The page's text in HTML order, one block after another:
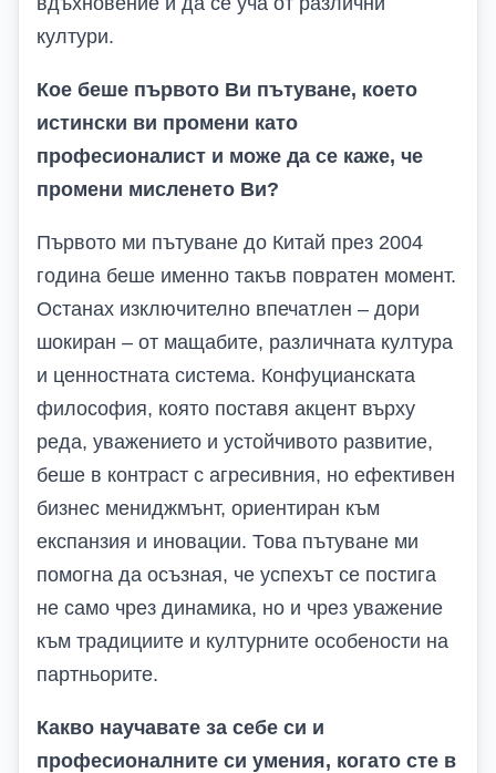
култури.
Кое беше първото Ви пътуване, което
истински ви промени като
професионалист и може да се каже, че
промени мисленето Ви?
Първото ми пътуване до Китай през 2004
година беше именно такъв повратен момент.
Останах изключително впечатлен – дори
шокиран – от мащабите, различната култура
и ценностната система. Конфуцианската
философия, която поставя акцент върху
реда, уважението и устойчивото развитие,
беше в контраст с агресивния, но ефективен
бизнес мениджмънт, ориентиран към
експанзия и иновации. Това пътуване ми
помогна да осъзная, че успехът се постига
не само чрез динамика, но и чрез уважение
към традициите и културните особености на
партньорите.
Какво научавате за себе си и
професионалните си умения, когато сте в